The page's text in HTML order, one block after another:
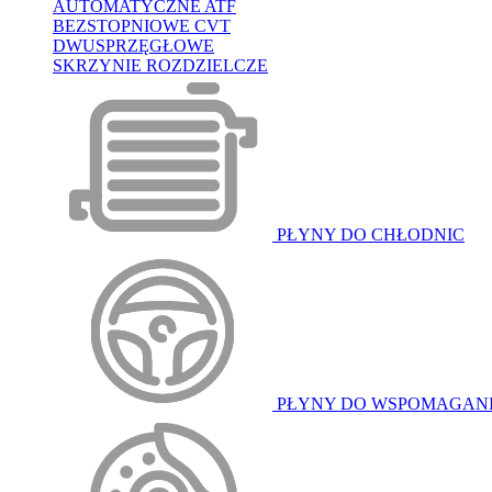
AUTOMATYCZNE ATF
BEZSTOPNIOWE CVT
DWUSPRZĘGŁOWE
SKRZYNIE ROZDZIELCZE
PŁYNY DO CHŁODNIC
PŁYNY DO